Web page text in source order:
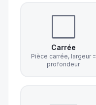
Carrée
Pièce carrée, largeur =
profondeur